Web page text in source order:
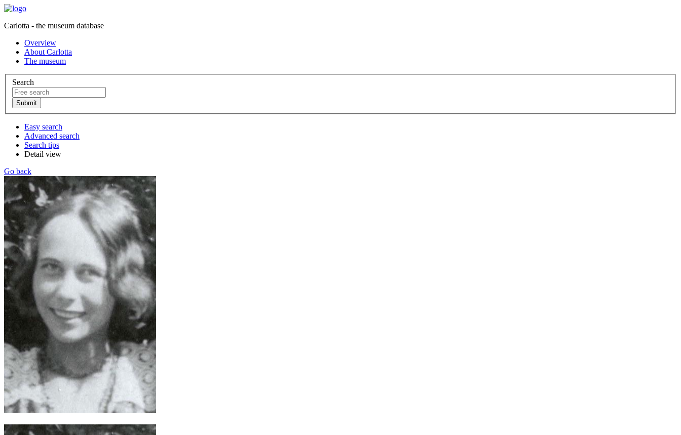
Carlotta - the museum database
Overview
About Carlotta
The museum
Search
Easy search
Advanced search
Search tips
Detail view
Go back